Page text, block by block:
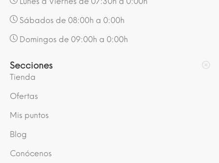
Sábados de 08:00h a 0:00h
Domingos de 09:00h a 0:00h
Secciones
Tienda
Ofertas
Mis puntos
Blog
Conócenos